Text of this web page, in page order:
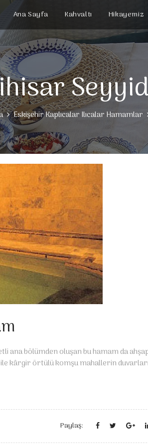
Ana Sayfa Kahvaltı Hikayemiz
Eskişehir Kaplıcalar Ilıcalar Hamamlar
ana bölümden oluşan bu hamam da
kârgir örtülü kom­şu mahallerin duvarları
Paylaş: